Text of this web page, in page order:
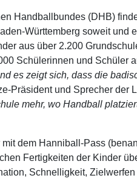
Handballbundes (DHB)
Württemberg soweit und
aus über 2.200
Schülerinnen und Schüler
es zeigt sich, dass die
Präsident und Sprecher der
mehr, wo Handball
dem Hanniball-Pass
Fertigkeiten der Kinder
Schnelligkeit,